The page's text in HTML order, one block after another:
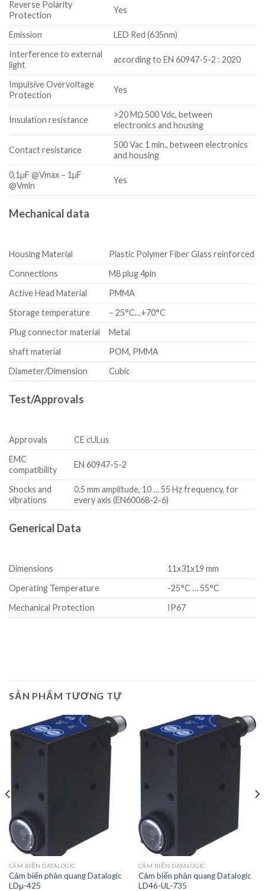
Reverse Polarity
Protection
Yes
Emission
LED Red (635nm)
Interference to external
light
according to EN 60947-5-2 : 2020
Impulsive Overvoltage
Protection
Yes
Insulation resistance
>20 MΩ 500 Vdc, between
electronics and housing
Contact resistance
500 Vac 1 min., between electronics
and housing
0,1µF @Vmax – 1µF
@Vmin
Yes
Mechanical data
Housing Material
Plastic Polymer Fiber Glass reinforced
Connections
M8 plug 4pin
Active Head Material
PMMA
Storage temperature
– 25°C…+70°C
Plug connector material
Metal
shaft material
POM, PMMA
Diameter/Dimension
Cubic
Test/Approvals
Approvals
CE cULus
EMC
compatibility
EN 60947-5-2
Shocks and
vibrations
0.5 mm amplitude, 10 … 55 Hz frequency, for
every axis (EN60068-2-6)
Generical Data
Dimensions
11x31x19 mm
Operating Temperature
-25°C … 55°C
Mechanical Protection
IP67
SẢN PHẨM TƯƠNG TỰ
CẢM BIẾN DATALOGIC
Cảm biến phản quang Datalogic
LDμ-425
CẢM BIẾN DATALOGIC
Cảm biến phản quang Datalogic
LD46-UL-735